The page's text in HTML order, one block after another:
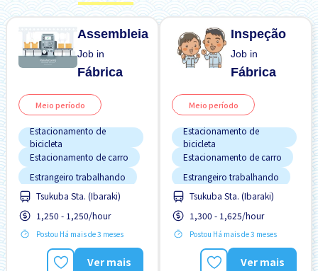
Assembleia
Job in
Fábrica
Meio período
Estacionamento de
bicicleta
Estacionamento de carro
Estrangeiro trabalhando
Mais com o tempo
Preferência por Homens
Preferência por Mulheres
Transporte pago
Tsukuba Sta. (Ibaraki)
1,250 - 1,250/hour
Postou Há mais de 3 meses
Ver mais
Inspeção
Job in
Fábrica
Meio período
Estacionamento de
bicicleta
Estacionamento de carro
Estrangeiro trabalhando
Pago diariamente
Potêncial para Salário
Alto
Preferência por Homens
Preferência por Mulheres
Tsukuba Sta. (Ibaraki)
1,300 - 1,625/hour
Postou Há mais de 3 meses
Ver mais